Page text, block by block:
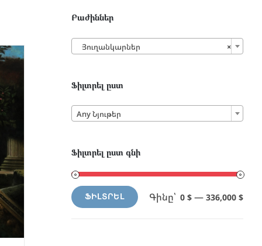
Բաժիններ
×
Յուղանկարներ
Ֆիլտրել ըստ
Any Նյութեր
Ֆիլտրել ըստ գնի
Min
MaxՖԻԼՏՐԵԼ Գինը՝ 0 $ — 336,000 $